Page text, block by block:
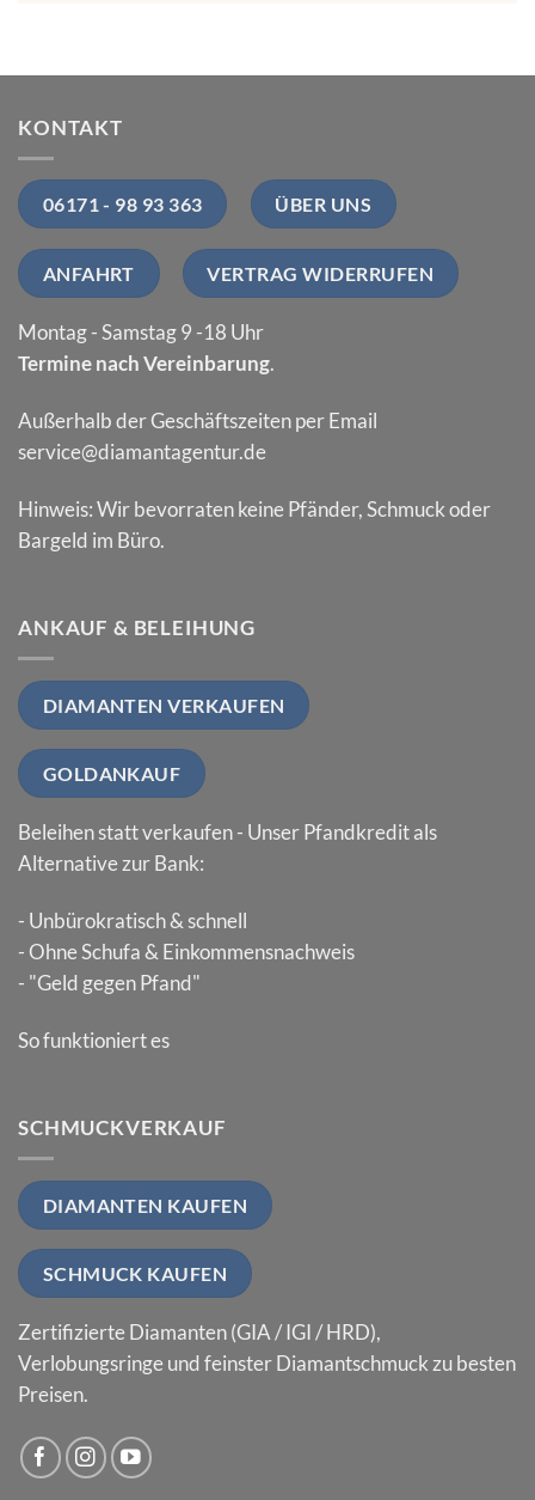
KONTAKT
06171 - 98 93 363 ÜBER UNS
ANFAHRT VERTRAG WIDERRUFEN
Montag - Samstag 9 -18 Uhr
Termine nach Vereinbarung.
Außerhalb der Geschäftszeiten per Email
service@diamantagentur.de
Hinweis: Wir bevorraten keine Pfänder, Schmuck oder
Bargeld im Büro.
ANKAUF & BELEIHUNG
DIAMANTEN VERKAUFEN
GOLDANKAUF
Beleihen statt verkaufen - Unser Pfandkredit als
Alternative zur Bank:
- Unbürokratisch & schnell
- Ohne Schufa & Einkommensnachweis
- "Geld gegen Pfand"
So funktioniert es
SCHMUCKVERKAUF
DIAMANTEN KAUFEN
SCHMUCK KAUFEN
Zertifizierte Diamanten (GIA / IGI / HRD),
Verlobungsringe und feinster Diamantschmuck zu besten
Preisen.